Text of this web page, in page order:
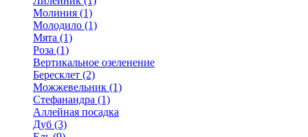
Молиния (1)
Молодило (1)
Мята (1)
Роза (1)
Вертикальное озеленение
Бересклет (2)
Можжевельник (1)
Стефанандра (1)
Аллейная посадка
Дуб (3)